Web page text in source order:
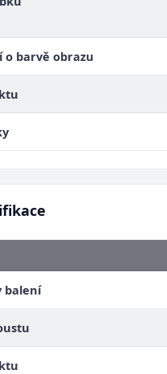
o barvě obrazu
balení